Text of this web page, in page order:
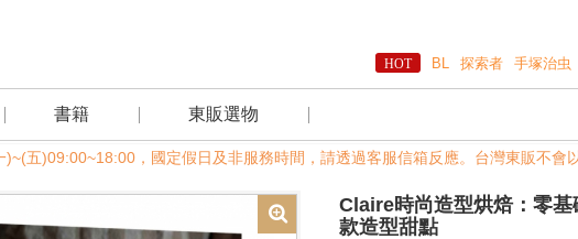
BL 探索者 手塚治虫
書籍 東販選物
，國定假日及非服務時間，請透過客服信箱反應。台灣東販不會以電話
Claire時尚造型烘焙：零
款造型甜點